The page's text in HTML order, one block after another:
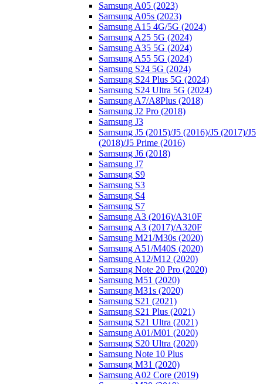
Samsung A05 (2023)
Samsung A05s (2023)
Samsung A15 4G/5G (2024)
Samsung A25 5G (2024)
Samsung A35 5G (2024)
Samsung A55 5G (2024)
Samsung S24 5G (2024)
Samsung S24 Plus 5G (2024)
Samsung S24 Ultra 5G (2024)
Samsung A7/A8Plus (2018)
Samsung J2 Pro (2018)
Samsung J3
Samsung J5 (2015)/J5 (2016)/J5 (2017)/J5
(2018)/J5 Prime (2016)
Samsung J6 (2018)
Samsung J7
Samsung S9
Samsung S3
Samsung S4
Samsung S7
Samsung A3 (2016)/A310F
Samsung A3 (2017)/A320F
Samsung M21/M30s (2020)
Samsung A51/M40S (2020)
Samsung A12/M12 (2020)
Samsung Note 20 Pro (2020)
Samsung M51 (2020)
Samsung M31s (2020)
Samsung S21 (2021)
Samsung S21 Plus (2021)
Samsung S21 Ultra (2021)
Samsung A01/M01 (2020)
Samsung S20 Ultra (2020)
Samsung Note 10 Plus
Samsung M31 (2020)
Samsung A02 Core (2019)